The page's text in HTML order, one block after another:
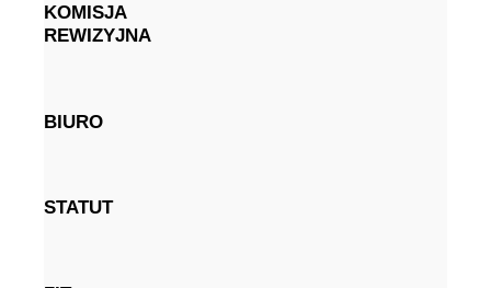
KOMISJA
REWIZYJNA
BIURO
STATUT